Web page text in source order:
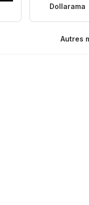
Dollarama
Autres